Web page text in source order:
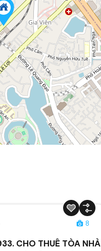
8
CHO THUÊ TÒA NHÀ